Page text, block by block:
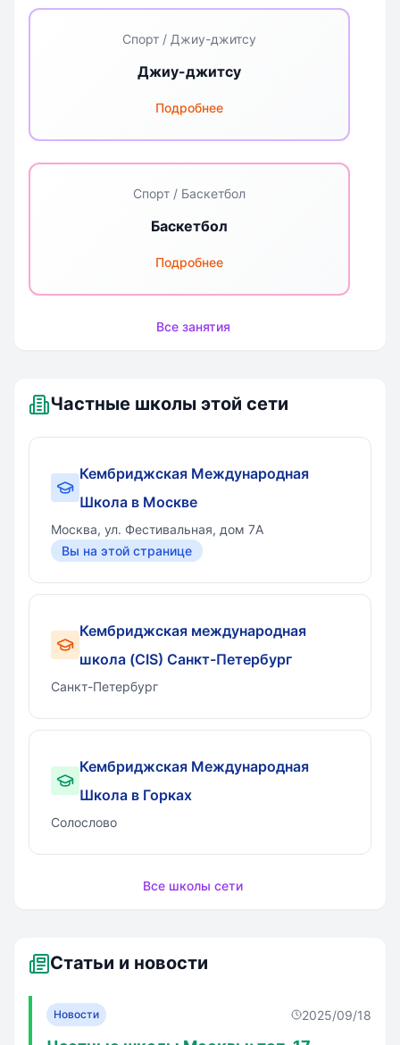
Спорт / Джиу-джитсу
Джиу-джитсу
Подробнее
Спорт / Баскетбол
Баскетбол
Подробнее
Все занятия
Частные школы этой сети
Кембриджская Международная
Школа в Москве
Москва, ул. Фестивальная, дом 7A
Вы на этой странице
Кембриджская международная
школа (CIS) Санкт-Петербург
Санкт-Петербург
Кембриджская Международная
Школа в Горках
Солослово
Все школы сети
Статьи и новости
Новости 2025/09/18